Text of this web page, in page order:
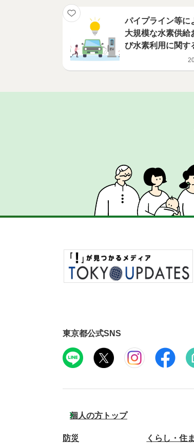
パイプライン等に
大規模な水素供給
び水素利用に関す
現可能性調査・予
計等を実施する事
東京都公式SNS
個人の方トップ
防災 くらし・住